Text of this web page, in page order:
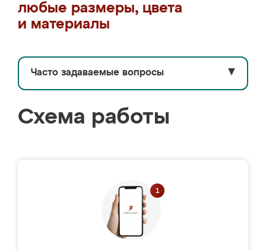
любые размеры, цвета
и материалы
Часто задаваемые вопросы ▼
Схема работы